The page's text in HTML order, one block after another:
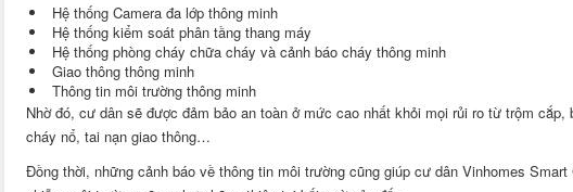
Hệ thống Camera đa lớp thông minh
Hệ thống kiểm soát phân tầng thang máy
Hệ thống phòng cháy chữa cháy và cảnh báo cháy thông minh
Giao thông thông minh
Thông tin môi trường thông minh
Nhờ đó, cư dân sẽ được đảm bảo an toàn ở mức cao nhất khỏi mọi rủi ro từ trộm
cháy nổ, tai nạn giao thông…
Đồng thời, những cảnh báo về thông tin môi trường cũng giúp cư dân Vinhomes